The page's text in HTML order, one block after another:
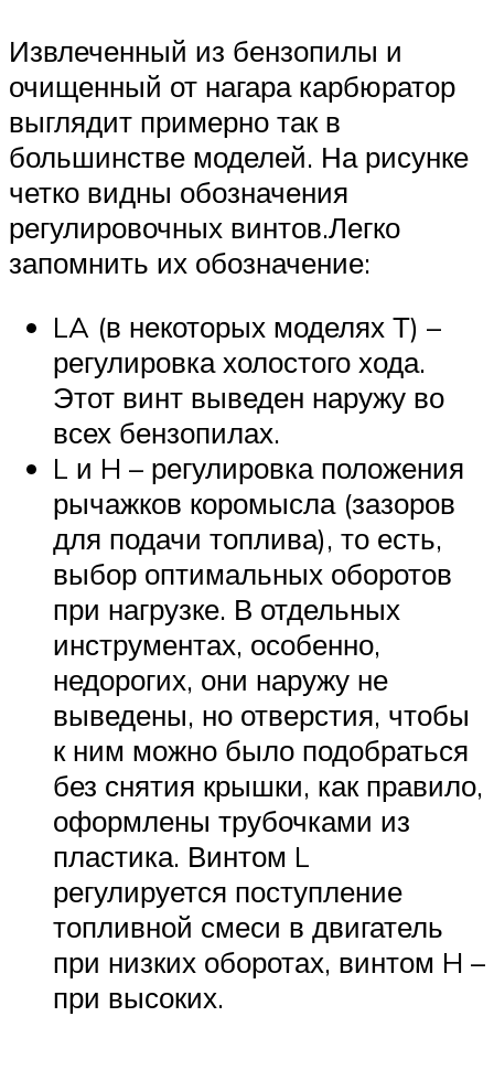
Извлеченный из бензопилы и
очищенный от нагара карбюратор
выглядит примерно так в
большинстве моделей. На рисунке
четко видны обозначения
регулировочных винтов.Легко
запомнить их обозначение:
LA (в некоторых моделях Т) –
регулировка холостого хода.
Этот винт выведен наружу во
всех бензопилах.
L и H – регулировка положения
рычажков коромысла (зазоров
для подачи топлива), то есть,
выбор оптимальных оборотов
при нагрузке. В отдельных
инструментах, особенно,
недорогих, они наружу не
выведены, но отверстия, чтобы
к ним можно было подобраться
без снятия крышки, как правило,
оформлены трубочками из
пластика. Винтом L
регулируется поступление
топливной смеси в двигатель
при низких оборотах, винтом H –
при высоких.